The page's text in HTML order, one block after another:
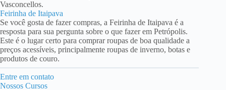
Vasconcellos.
Feirinha de Itaipava
Se você gosta de fazer compras, a Feirinha de Itaipava é a
resposta para sua pergunta sobre o que fazer em Petrópolis.
Este é o lugar certo para comprar roupas de boa qualidade a
preços acessíveis, principalmente roupas de inverno, botas e
produtos de couro.
Entre em contato
Nossos Cursos